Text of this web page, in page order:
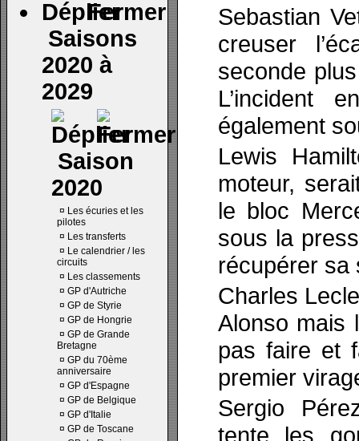
Saisons
2020 à
2029
Saison
2020
¤ Les écuries et les
pilotes
¤ Les transferts
¤ Le calendrier / les
circuits
¤ Les classements
¤ GP d'Autriche
¤ GP de Styrie
¤ GP de Hongrie
¤ GP de Grande
Bretagne
¤ GP du 70ème
anniversaire
¤ GP d'Espagne
¤ GP de Belgique
¤ GP d'Italie
¤ GP de Toscane
Sebastian
creuser
seconde
L’incident
également
Lewis
moteur,
le bloc
sous la
récupérer sa
Charles
Alonso mais
pas faire et
premier
Sergio
tente les